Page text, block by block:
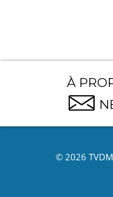
À
© 2026